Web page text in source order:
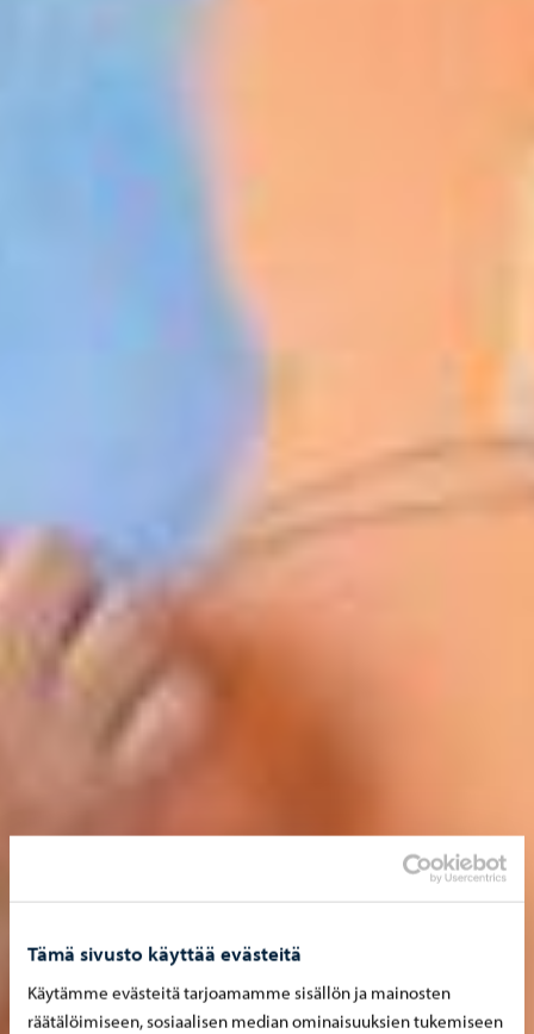
Tämä sivusto käyttää evästeitä
Käytämme evästeitä tarjoamamme sisällön ja mainosten
räätälöimiseen, sosiaalisen median ominaisuuksien tukemiseen